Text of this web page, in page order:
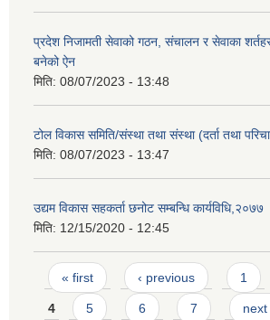
प्रदेश निजामती सेवाको गठन, संचालन र सेवाका
बनेको ऐन
मिति: 08/07/2023 - 13:48
टोल विकास समिति/संस्था तथा संस्था (दर्ता तथा
मिति: 08/07/2023 - 13:47
उद्यम विकास सहकर्ता छनोट सम्बन्धि कार्यविधि,२०७७
मिति: 12/15/2020 - 12:45
Pages
« first ‹ previous 1
4 5 6 7 next